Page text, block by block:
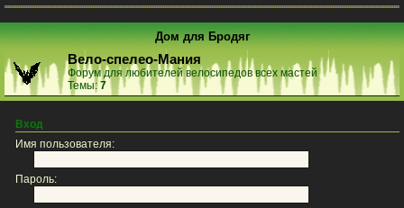
Дом для Бродяг
Вело-спелео-Мания
Форум для любителей велосипедов всех мастей
Темы:7
Вход
Имя пользователя:
Пароль: